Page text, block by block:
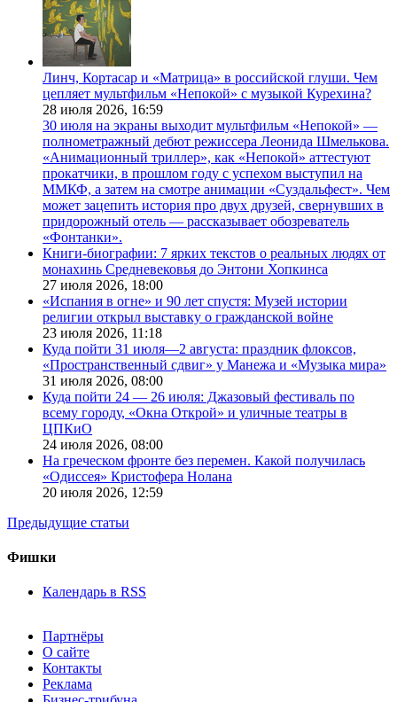
Линч, Кортасар и «Матрица» в российской глуши. Чем
цепляет мультфильм «Непокой» с музыкой Курехина?
28 июля 2026, 16:59
30 июля на экраны выходит мультфильм «Непокой» —
полнометражный дебют режиссера Леонида Шмелькова.
«Анимационный триллер», как «Непокой» аттестуют
прокатчики, в прошлом году с успехом выступил на
ММКФ, а затем на смотре анимации «Суздальфест». Чем
может зацепить история про двух друзей, свернувших в
придорожный отель — рассказывает обозреватель
«Фонтанки».
Книги-биографии: 7 ярких текстов о реальных людях от
монахинь Средневековья до Энтони Хопкинса
27 июля 2026, 18:00
«Испания в огне» и 90 лет спустя: Музей истории
религии открыл выставку о гражданской войне
23 июля 2026, 11:18
Куда пойти 31 июля—2 августа: праздник флоксов,
«Пространственный сдвиг» у Манежа и «Музыка мира»
31 июля 2026, 08:00
Куда пойти 24 — 26 июля: Джазовый фестиваль по
всему городу, «Окна Открой» и уличные театры в
ЦПКиО
24 июля 2026, 08:00
На греческом фронте без перемен. Какой получилась
«Одиссея» Кристофера Нолана
20 июля 2026, 12:59
Предыдущие статьи
Фишки
Календарь в RSS
Партнёры
О сайте
Контакты
Реклама